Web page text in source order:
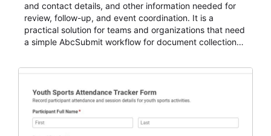
and contact details, and other information needed for
review, follow-up, and event coordination. It is a
practical solution for teams and organizations that need
a simple AbcSubmit workflow for document collection